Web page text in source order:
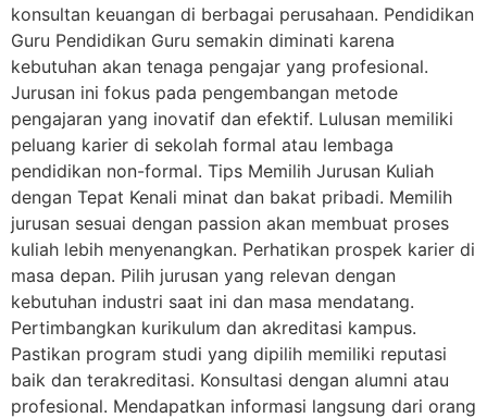
konsultan keuangan di berbagai perusahaan. Pendidikan
Guru Pendidikan Guru semakin diminati karena
kebutuhan akan tenaga pengajar yang profesional.
Jurusan ini fokus pada pengembangan metode
pengajaran yang inovatif dan efektif. Lulusan memiliki
peluang karier di sekolah formal atau lembaga
pendidikan non-formal. Tips Memilih Jurusan Kuliah
dengan Tepat Kenali minat dan bakat pribadi. Memilih
jurusan sesuai dengan passion akan membuat proses
kuliah lebih menyenangkan. Perhatikan prospek karier di
masa depan. Pilih jurusan yang relevan dengan
kebutuhan industri saat ini dan masa mendatang.
Pertimbangkan kurikulum dan akreditasi kampus.
Pastikan program studi yang dipilih memiliki reputasi
baik dan terakreditasi. Konsultasi dengan alumni atau
profesional. Mendapatkan informasi langsung dari orang